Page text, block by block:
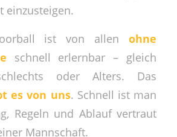
einzusteigen.
ist von allenohne
schnell erlernbar – gleich
oder Alters. Das
es von uns. Schnell ist man
Regeln und Ablauf vertraut
Mannschaft.